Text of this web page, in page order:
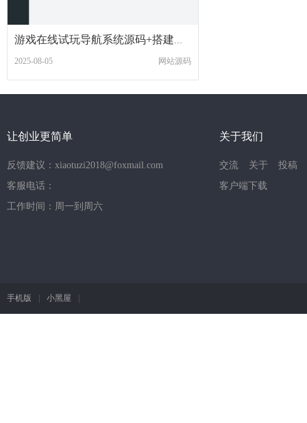
2025-08-05 网站源码
让创业更简单
反馈建议：xiaotuzi2018@foxmail.com
客服电话：
工作时间：周一到周六
关于我们
交流 关于
投稿
客户端下载
手机版 | 小黑屋 |